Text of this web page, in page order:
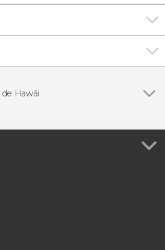
de Hawái
Nacional de los Volcanes de
mantarrayas